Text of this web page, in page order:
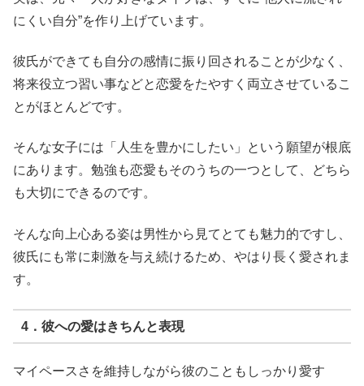
にくい自分”を作り上げています。
彼氏ができても自分の感情に振り回されることが少なく、
将来役立つ習い事などと恋愛をたやすく両立させているこ
とがほとんどです。
そんな女子には「人生を豊かにしたい」という願望が根底
にあります。勉強も恋愛もそのうちの一つとして、どちら
も大切にできるのです。
そんな向上心ある姿は男性から見てとても魅力的ですし、
彼氏にも常に刺激を与え続けるため、やはり長く愛されま
す。
4．彼への愛はきちんと表現
マイペースさを維持しながら彼のこともしっかり愛す